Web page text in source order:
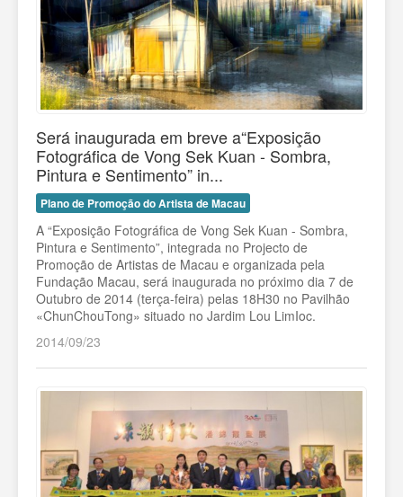
Será inaugurada em breve a“Exposição
Fotográfica de Vong Sek Kuan - Sombra,
Pintura e Sentimento” in...
Plano de Promoção do Artista de Macau
A “Exposição Fotográfica de Vong Sek Kuan - Sombra,
Pintura e Sentimento”, integrada no Projecto de
Promoção de Artistas de Macau e organizada pela
Fundação Macau, será inaugurada no próximo dia 7 de
Outubro de 2014 (terça-feira) pelas 18H30 no Pavilhão
«ChunChouTong» situado no Jardim Lou LimIoc.
2014/09/23